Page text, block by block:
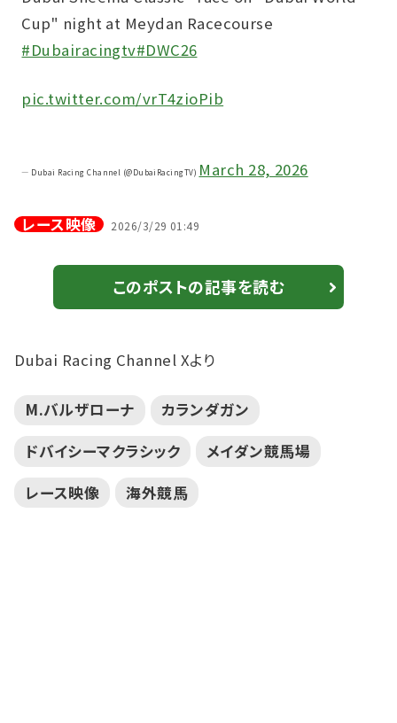
Cup" night at Meydan Racecourse
#Dubairacingtv#DWC26
pic.twitter.com/vrT4zioPib
— Dubai Racing Channel (@DubaiRacingTV) March 28, 2026
レース映像 2026/3/29 01:49
このポストの記事を読む
Dubai Racing Channel Xより
M.バルザローナ
カランダガン
ドバイシーマクラシック
メイダン競馬場
レース映像
海外競馬